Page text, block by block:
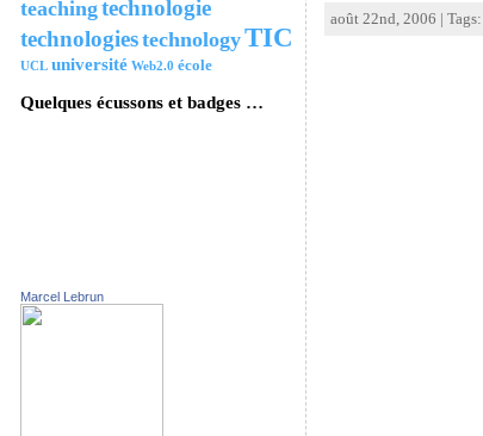
teachingtechnologie
technologiestechnologyTIC
UCL université Web2.0 école
Quelques écussons et badges …
Marcel Lebrun
août 22nd, 2006 | Tags: